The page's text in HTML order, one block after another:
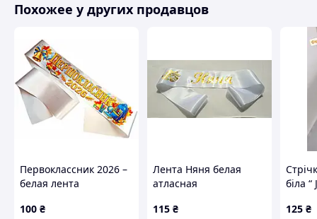
Похожее у других продавцов
Первоклассник 2026 –
белая лента
цветной печатью
100 ₴
Лента Няня белая
атласная
115 ₴
біла
125 ₴